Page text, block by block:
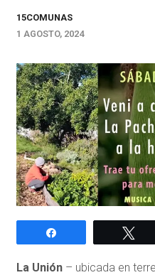
15COMUNAS
1 AGOSTO, 2024
La Unión– ubicada en